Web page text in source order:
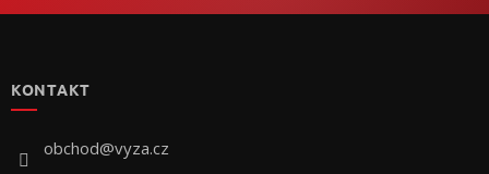
KONTAKT
obchod@vyza.cz